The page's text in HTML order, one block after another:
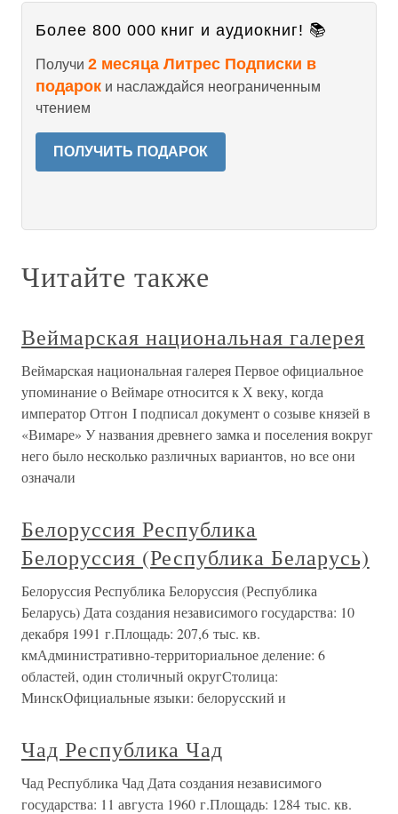
Более 800 000 книг и аудиокниг! 📚
Получи 2 месяца Литрес Подписки в
подарок и наслаждайся неограниченным
чтением
ПОЛУЧИТЬ ПОДАРОК
Читайте также
Веймарская национальная галерея
Веймарская национальная галерея Первое официальное
упоминание о Веймаре относится к Х веку, когда
император Отгон I подписал документ о созыве князей в
«Вимаре» У названия древнего замка и поселения вокруг
него было несколько различных вариантов, но все они
означали
Белоруссия Республика
Белоруссия (Республика Беларусь)
Белоруссия Республика Белоруссия (Республика
Беларусь) Дата создания независимого государства: 10
декабря 1991 г.Площадь: 207,6 тыс. кв.
кмАдминистративно-территориальное деление: 6
областей, один столичный округСтолица:
МинскОфициальные языки: белорусский и
Чад Республика Чад
Чад Республика Чад Дата создания независимого
государства: 11 августа 1960 г.Площадь: 1284 тыс. кв.